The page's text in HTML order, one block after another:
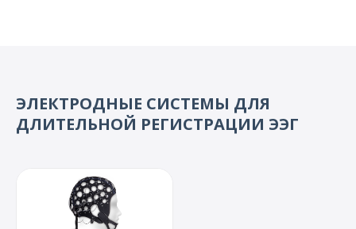
ЭЛЕКТРОДНЫЕ СИСТЕМЫ ДЛЯ
ДЛИТЕЛЬНОЙ РЕГИСТРАЦИИ ЭЭГ